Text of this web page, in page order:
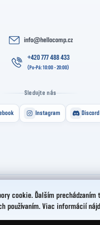
cookie. Ďalším prechádzaním
používaním. Viac informácií
info@hellocomp.cz
+420 777 488 433
Sledujte nás
Instagram Discord